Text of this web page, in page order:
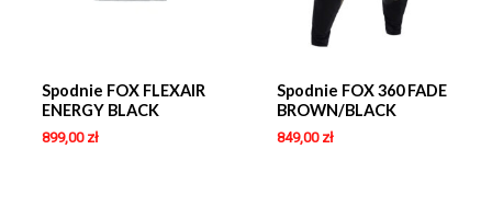
Spodnie FOX FLEXAIR
ENERGY BLACK
899,00 zł
Spodnie FOX 360 FADE
BROWN/BLACK
849,00 zł